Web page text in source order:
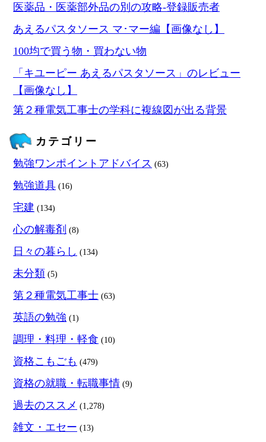
医薬品・医薬部外品の別の攻略‐登録販売者
あえるパスタソース マ･マー編【画像なし】
100均で買う物・買わない物
「キユーピー あえるパスタソース」のレビュー
【画像なし】
第２種電気工事士の学科に複線図が出る背景
カテゴリー
勉強ワンポイントアドバイス (63)
勉強道具 (16)
宅建 (134)
心の解毒剤 (8)
日々の暮らし (134)
未分類 (5)
第２種電気工事士 (63)
英語の勉強 (1)
調理・料理・軽食 (10)
資格こもごも (479)
資格の就職・転職事情 (9)
過去のススメ (1,278)
雑文・エセー (13)